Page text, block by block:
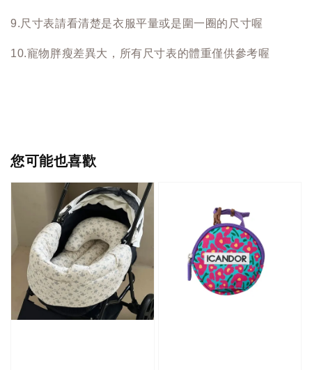
9.尺寸表請看清楚是衣服平量或是圍一圈的尺寸喔
10.寵物胖瘦差異大，所有尺寸表的體重僅供參考喔
您可能也喜歡